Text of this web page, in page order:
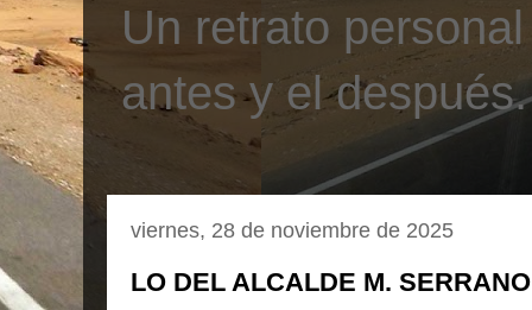
Un retrato
antes y el después.
viernes, 28 de noviembre de 2025
LO DEL ALCALDE M. SERRANO